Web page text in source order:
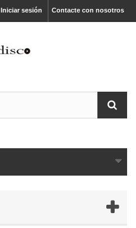
Contacte con nosotros
Iniciar sesión